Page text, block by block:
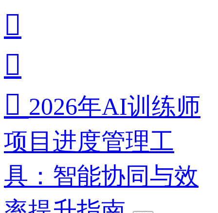


 2026年AI训练师
项目进度管理工
具：智能协同与效